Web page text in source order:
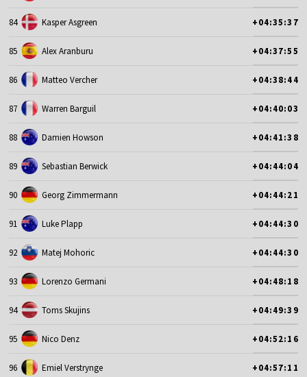
84 Kasper Asgreen +04:35:37
85 Alex Aranburu +04:37:55
86 Matteo Vercher +04:38:44
87 Warren Barguil +04:40:03
88 Damien Howson +04:41:38
89 Sebastian Berwick +04:44:04
90 Georg Zimmermann +04:44:21
91 Luke Plapp +04:44:30
92 Matej Mohoric +04:44:30
93 Lorenzo Germani +04:48:18
94 Toms Skujins +04:49:39
95 Nico Denz +04:52:16
96 Emiel Verstrynge +04:57:11